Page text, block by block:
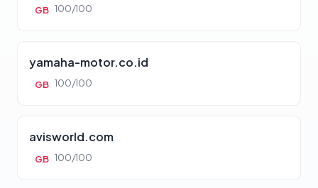
GB 100/100
yamaha-motor.co.id
GB 100/100
avisworld.com
GB 100/100